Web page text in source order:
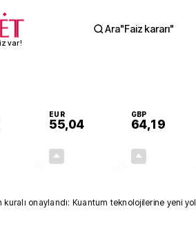
var!
Ara"Faiz kararı"
EUR
55,04
GBP
64,19
kuralı onaylandı: Kuantum teknolojilerine yeni yol